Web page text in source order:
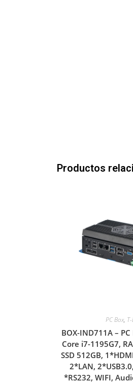
Productos
PC Box,
BOX-IND711A –
Core i7-1195G7,
SSD 512GB,
2*LAN,
*RS232, WIFI,